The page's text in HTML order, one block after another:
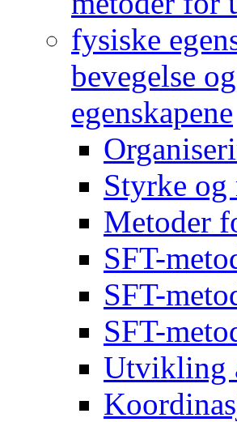
bevegelse
egenskapene
Styrke
Metoder
SFT-
SFT-
SFT-
Utvikling